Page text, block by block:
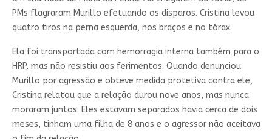
PMs flagraram Murillo efetuando os disparos. Cristina levou
quatro tiros na perna esquerda, nos braços e no tórax.
Ela foi transportada com hemorragia interna também para o
HRP, mas não resistiu aos ferimentos. Quando denunciou
Murillo por agressão e obteve medida protetiva contra ele,
Cristina relatou que a relação durou nove anos, mas nunca
moraram juntos. Eles estavam separados havia cerca de dois
meses, tinham uma filha de 8 anos e o agressor não aceitava